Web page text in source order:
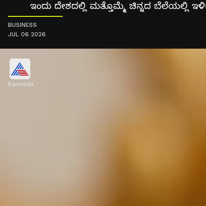
ಇಂದು ದೇಶದಲ್ಲಿ ಮತ್ತೊಮ್ಮೆ ಚಿನ್ನದ ಬೆಲೆಯಲ್ಲಿ
BUSINESS
JUL 06 2026
Kannada